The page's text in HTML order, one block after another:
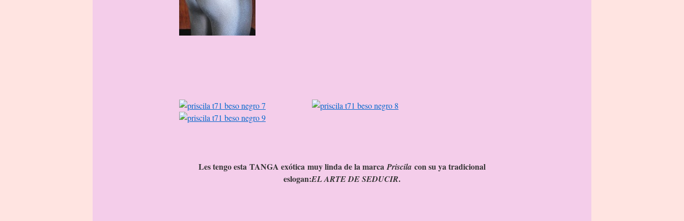
Les tengo esta TANGA exótica muy linda de la marcaPriscila con su ya tradicional
eslogan:EL ARTE DE SEDUCIR.